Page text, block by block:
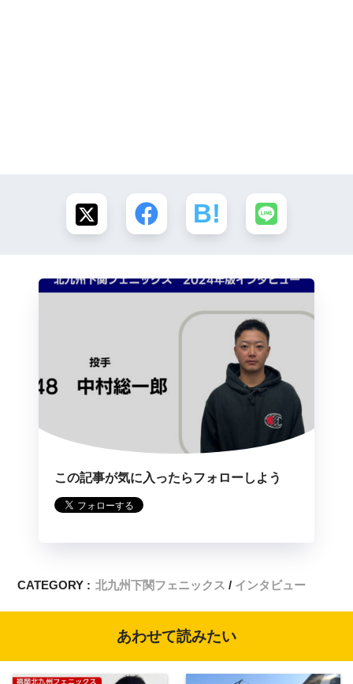
この記事が気に入ったらフォローしよう
CATEGORY : 北九州下関フェニックス インタビュー
あわせて読みたい